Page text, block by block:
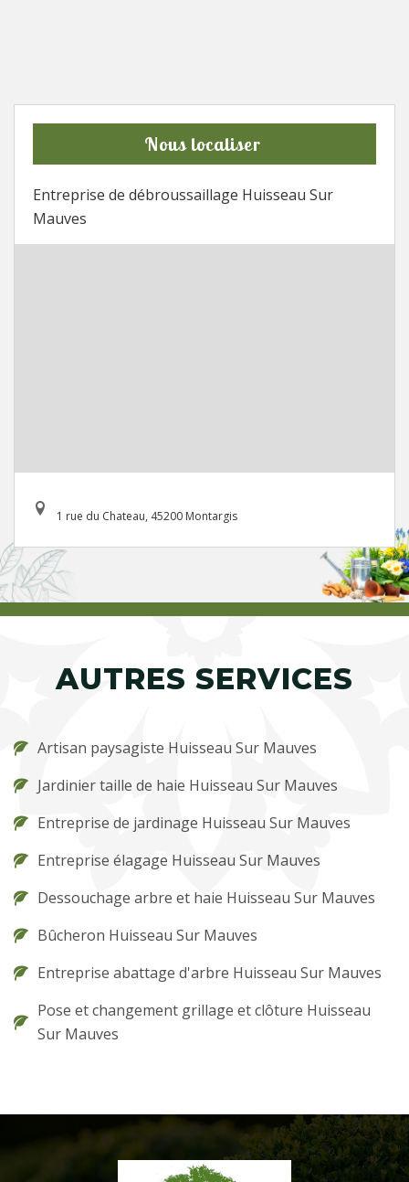
Nous localiser
Entreprise de débroussaillage Huisseau Sur
Mauves
1 rue du Chateau, 45200 Montargis
AUTRES SERVICES
Artisan paysagiste Huisseau Sur Mauves
Jardinier taille de haie Huisseau Sur Mauves
Entreprise de jardinage Huisseau Sur Mauves
Entreprise élagage Huisseau Sur Mauves
Dessouchage arbre et haie Huisseau Sur Mauves
Bûcheron Huisseau Sur Mauves
Entreprise abattage d'arbre Huisseau Sur Mauves
Pose et changement grillage et clôture Huisseau
Sur Mauves